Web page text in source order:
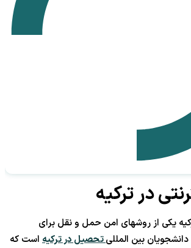
در ترکیه
یکی از روشهای امن حمل و نقل برای
بین المللیتحصیل در ترکیه است که